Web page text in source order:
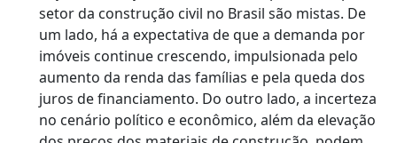
setor da construção civil no Brasil são mistas. De
um lado, há a expectativa de que a demanda por
imóveis continue crescendo, impulsionada pelo
aumento da renda das famílias e pela queda dos
juros de financiamento. Do outro lado, a incerteza
no cenário político e econômico, além da elevação